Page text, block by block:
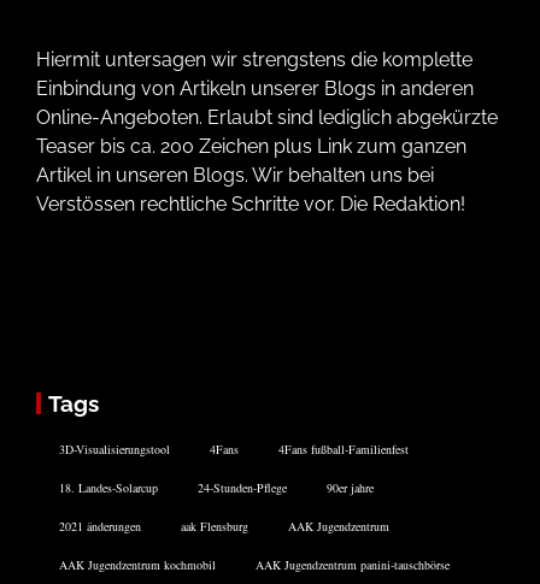
Hiermit untersagen wir strengstens die komplette
Einbindung von Artikeln unserer Blogs in anderen
Online-Angeboten. Erlaubt sind lediglich abgekürzte
Teaser bis ca. 200 Zeichen plus Link zum ganzen
Artikel in unseren Blogs. Wir behalten uns bei
Verstössen rechtliche Schritte vor. Die Redaktion!
Tags
3D-Visualisierungstool 4Fans 4Fans fußball-Familienfest
18. Landes-Solarcup 24-Stunden-Pflege 90er jahre
2021 änderungen aak Flensburg AAK Jugendzentrum
AAK Jugendzentrum kochmobil AAK Jugendzentrum panini-tauschbörse